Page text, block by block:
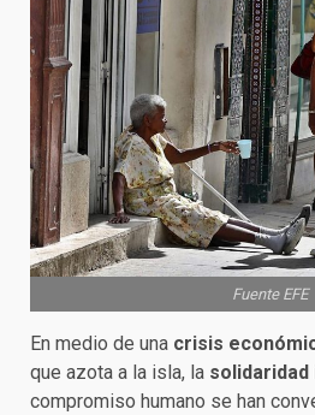
Fuente EFE
En medio de una crisis
que azota a la isla, la
compromiso humano se han